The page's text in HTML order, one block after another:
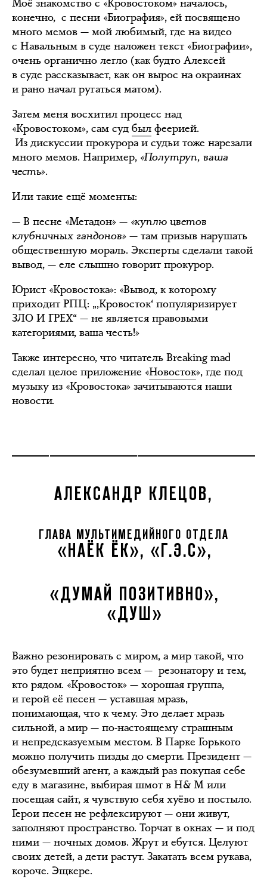
Моё знакомство с «Кровостоком» началось,
конечно, с песни «Биография», ей посвящено
много мемов — мой любимый, где на видео
с Навальным в суде наложен текст «Биографии»,
очень органично легло (как будто Алексей
в суде рассказывает, как он вырос на окраинах
и рано начал ругаться матом).
Затем меня восхитил процесс над
«Кровостоком», сам суд был феерией.
Из дискуссии прокурора и судьи тоже нарезали
много мемов. Например, «Полутруп, ваша
честь».
Или такие ещё моменты:
— В песне «Метадон» — «куплю цветов
клубничных гандонов» — там призыв нарушать
общественную мораль. Эксперты сделали такой
вывод, — еле слышно говорит прокурор.
Юрист «Кровостока»: «Вывод, к которому
приходит РПЦ: „‚Кровосток‘ популяризирует
ЗЛО И ГРЕХ“ — не является правовыми
категориями, ваша честь!»
Также интересно, что читатель Breaking mad
сделал целое приложение «Новосток», где под
музыку из «Кровостока» зачитываются наши
новости.
АЛЕКСАНДР КЛЕЦОВ,
ГЛАВА МУЛЬТИМЕДИЙНОГО ОТДЕЛА
«НАЁК ЁК», «Г.Э.С»,
«ДУМАЙ ПОЗИТИВНО»,
«ДУШ»
Важно резонировать с миром, а мир такой, что
это будет неприятно всем — резонатору и тем,
кто рядом. «Кровосток» — хорошая группа,
и герой её песен — уставшая мразь,
понимающая, что к чему. Это делает мразь
сильной, а мир — по-настоящему страшным
и непредсказуемым местом. В Парке Горького
можно получить пизды до смерти. Президент —
обезумевший агент, а каждый раз покупая себе
еду в магазине, выбирая шмот в H& M или
посещая сайт, я чувствую себя хуёво и постыло.
Герои песен не рефлексируют — они живут,
заполняют пространство. Торчат в окнах — и под
ними — ночных домов. Жрут и ебутся. Целуют
своих детей, а дети растут. Закатать всем рукава,
короче. Эщкере.